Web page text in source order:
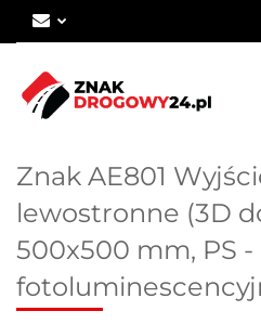
Znak AE801
lewostronne (3D
500x500 mm, PS -